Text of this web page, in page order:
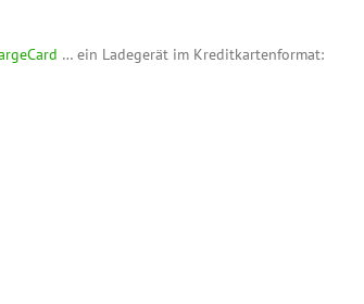
… ein Ladegerät im Kreditkartenformat: